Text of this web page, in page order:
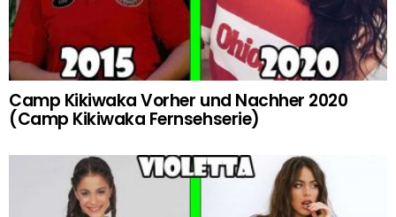
Camp Kikiwaka Vorher und Nachher 2020
(Camp Kikiwaka Fernsehserie)